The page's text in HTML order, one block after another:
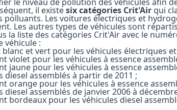
il existesix catégories Crit'Airqui
polluants. Les voitures électriques et
Les autres types de véhicules sont
la liste des catégories Crit'Air avec le
véhicule :
et vert pour les véhicules électriques
violet pour les véhicules à essence
jaune pour les véhicules à essence
diesel assemblés à partir de 2011 ;
orange pour les véhicules à essence
diesel assemblés de janvier 2006 à
bordeaux pour les véhicules diesel